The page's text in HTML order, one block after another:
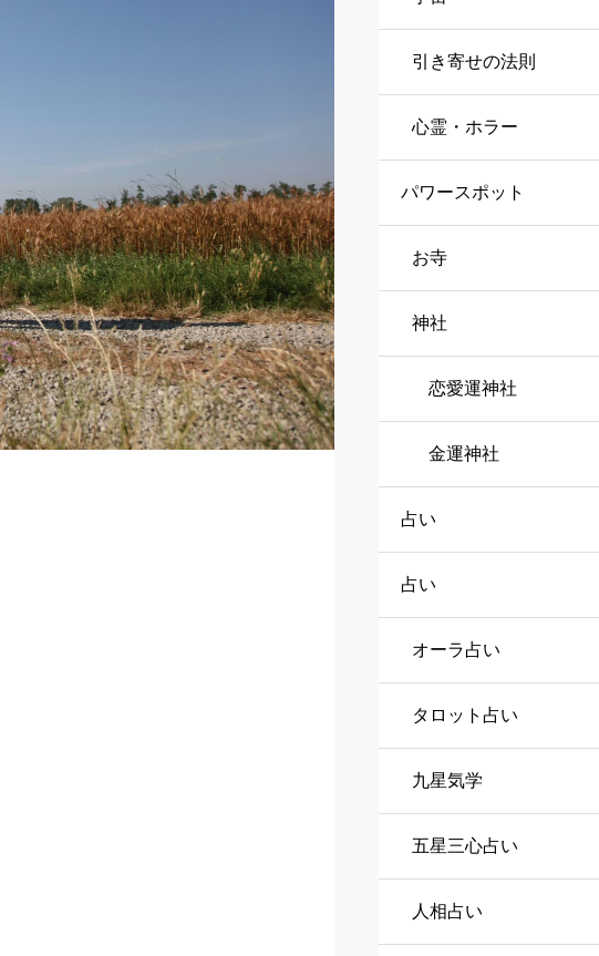
引き寄せの法則
心霊・ホラー
パワースポット
お寺
神社
恋愛運神社
金運神社
占い
占い
オーラ占い
タロット占い
九星気学
五星三心占い
人相占い